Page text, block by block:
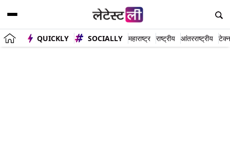
QUICKLY SOCIALLY महाराष्ट्र राष्ट्रीय आंतरराष्ट्रीय